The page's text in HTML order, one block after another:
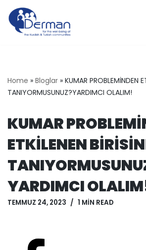
İçeriğe
Home » Bloglar » KUMAR PROBLEMİNDEN
TANIYORMUSUNUZ?YARDIMCI OLALIM!
KUMAR
ETKİLENEN
YARDIMCI
TEMMUZ 24, 2023 1 MIN READ